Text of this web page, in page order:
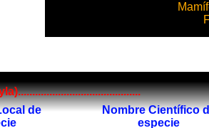
Nombre Científico
especie
de